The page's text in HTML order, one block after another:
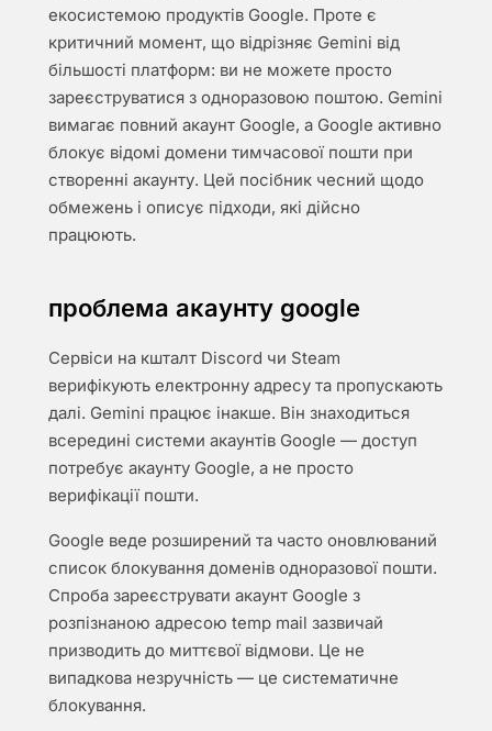
екосистемою продуктів Google. Проте є
критичний момент, що відрізняє Gemini від
більшості платформ: ви не можете просто
зареєструватися з одноразовою поштою. Gemini
вимагає повний акаунт Google, а Google активно
блокує відомі домени тимчасової пошти при
створенні акаунту. Цей посібник чесний щодо
обмежень і описує підходи, які дійсно
працюють.
проблема акаунту google
Сервіси на кшталт Discord чи Steam
верифікують електронну адресу та пропускають
далі. Gemini працює інакше. Він знаходиться
всередині системи акаунтів Google — доступ
потребує акаунту Google, а не просто
верифікації пошти.
Google веде розширений та часто оновлюваний
список блокування доменів одноразової пошти.
Спроба зареєструвати акаунт Google з
розпізнаною адресою temp mail зазвичай
призводить до миттєвої відмови. Це не
випадкова незручність — це систематичне
блокування.